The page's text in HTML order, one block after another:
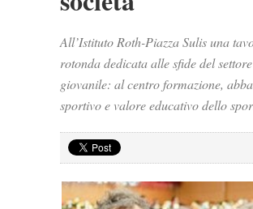
All’Istituto Roth-Piazza Sulis una
rotonda dedicata alle sfide del settore
giovanile: al centro formazione,
sportivo e valore educativo dello